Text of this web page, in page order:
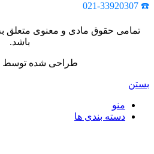
☎️ 021-33920307
تمامی حقوق مادی و معنوی
باشد.
طراحی شده توسط
بستن
منو
دسته بندی ها